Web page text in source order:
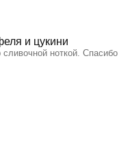
и цукини
ноткой. Спасибо